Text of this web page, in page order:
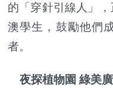
的「穿針引線人」
澳學生，鼓勵他們
者。
夜探植物園 綠美